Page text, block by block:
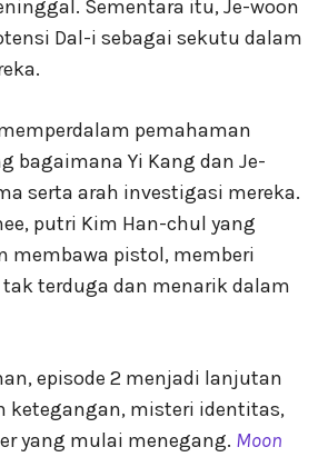
Sementara itu, Je-woon
Dal-i sebagai sekutu dalam
pemahaman
bagaimana Yi Kang dan Je-
serta arah investigasi mereka.
putri Kim Han-chul yang
membawa pistol, memberi
terduga dan menarik dalam
episode 2 menjadi lanjutan
ketegangan, misteri identitas,
yang mulai menegang. Moon